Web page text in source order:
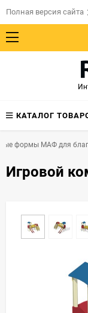
Полная версия сайта
КАТАЛОГ
формы МАФ для
Игровой